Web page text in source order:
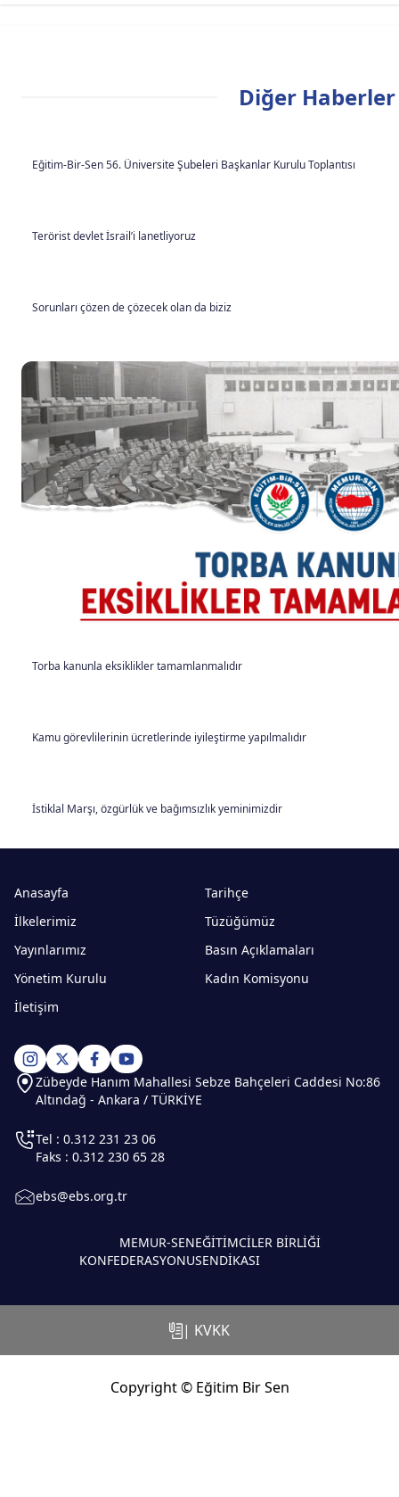
Diğer Haberler
Eğitim-Bir-Sen 56. Üniversite Şubeleri Başkanlar Kurulu Toplantısı
Terörist devlet İsrail’i lanetliyoruz
Sorunları çözen de çözecek olan da biziz
Torba kanunla eksiklikler tamamlanmalıdır
Kamu görevlilerinin ücretlerinde iyileştirme yapılmalıdır
İstiklal Marşı, özgürlük ve bağımsızlık yeminimizdir
Anasayfa
Tarihçe
İlkelerimiz
Tüzüğümüz
Yayınlarımız
Basın Açıklamaları
Yönetim Kurulu
Kadın Komisyonu
İletişim
MEMUR-SEN
KONFEDERASYONU
EĞİTİMCİLER BİRLİĞİ
SENDİKASI
Zübeyde Hanım Mahallesi Sebze Bahçeleri Caddesi No:86
Altındağ - Ankara / TÜRKİYE
Tel : 0.312 231 23 06
Faks : 0.312 230 65 28
ebs@ebs.org.tr
Copyright © Eğitim Bir Sen
| KVKK